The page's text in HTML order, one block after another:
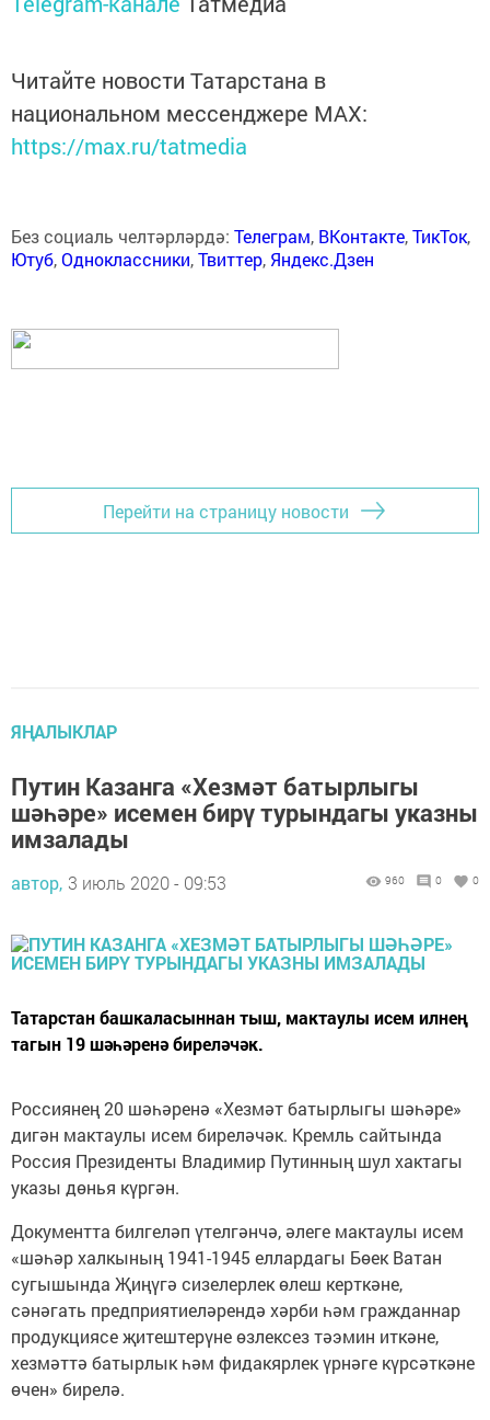
Читайте новости Татарстана в
национальном мессенджере MАХ:
https://max.ru/tatmedia
Без социаль челтәрләрдә: Телеграм, ВКонтакте,ТикТок,
Ютуб,Одноклассники,Твиттер, Яндекс.Дзен
Перейти на страницу новости
ЯҢАЛЫКЛАР
Путин Казанга «Хезмәт батырлыгы
шәһәре» исемен бирү турындагы указны
имзалады
автор, 3 июль 2020 - 09:53 960 0 0
Татарстан башкаласыннан тыш, мактаулы исем илнең
тагын 19 шәһәренә биреләчәк.
Россиянең 20 шәһәренә «Хезмәт батырлыгы шәһәре»
дигән мактаулы исем биреләчәк. Кремль сайтында
Россия Президенты Владимир Путинның шул хактагы
указы дөнья күргән.
Документта билгеләп үтелгәнчә, әлеге мактаулы исем
«шәһәр халкының 1941-1945 еллардагы Бөек Ватан
сугышында Җиңүгә сизелерлек өлеш керткәне,
сәнәгать предприятиеләрендә хәрби һәм гражданнар
продукциясе җитештерүне өзлексез тәэмин иткәне,
хезмәттә батырлык һәм фидакярлек үрнәге күрсәткәне
өчен» бирелә.